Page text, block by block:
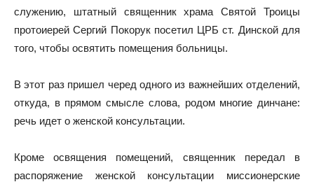
служению, штатный священник храма Святой Троицы
протоиерей Сергий Покорук посетил ЦРБ ст. Динской для
того, чтобы освятить помещения больницы.
В этот раз пришел черед одного из важнейших отделений,
откуда, в прямом смысле слова, родом многие динчане:
речь идет о женской консультации.
Кроме освящения помещений, священник передал в
распоряжение женской консультации миссионерские